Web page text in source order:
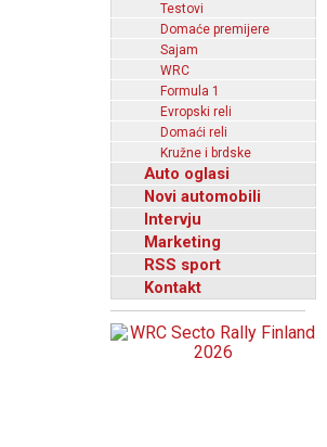
Testovi
Domaće premijere
Sajam
WRC
Formula 1
Evropski reli
Domaći reli
Kružne i brdske
Auto oglasi
Novi automobili
Intervju
Marketing
RSS sport
Kontakt